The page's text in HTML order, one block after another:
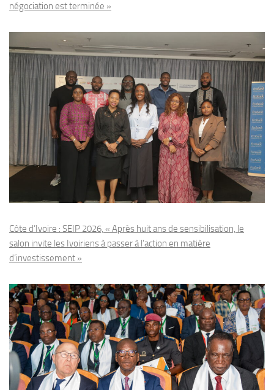
négociation est terminée »
Côte d’Ivoire : SEIP 2026, « Après huit ans de sensibilisation, le
salon invite les Ivoiriens à passer à l’action en matière
d’investissement »